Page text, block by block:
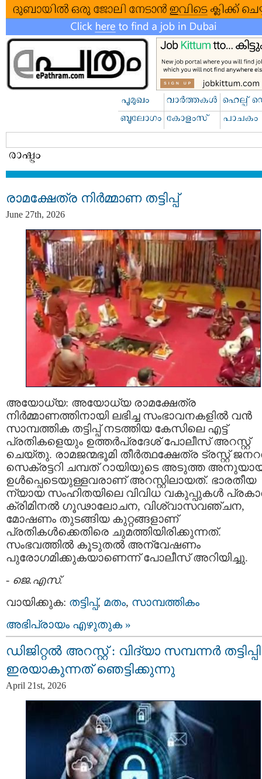
രാമക്ഷേത്ര നിർമ്മാണ തട്ടിപ്പ്
June 27th, 2026
അയോധ്യ: അയോധ്യ രാമക്ഷേത്ര
നിർമ്മാണത്തിനായി ലഭിച്ച സംഭാവനകളിൽ വൻ
സാമ്പത്തിക തട്ടിപ്പ് നടത്തിയ കേസിലെ എട്ട്
പ്രതികളെയും ഉത്തർപ്രദേശ് പോലീസ് അറസ്റ്റ്
ചെയ്തു. രാമജന്മഭൂമി തീർത്ഥക്ഷേത്ര ട്രസ്റ്റ്
സെക്രട്ടറി ചമ്പത് റായിയുടെ അടുത്ത
ഉൾപ്പെടെയുള്ളവരാണ് അറസ്റ്റിലായത്. ഭാരതീയ
ന്യായ സംഹിതയിലെ വിവിധ വകുപ്പുകൾ
ക്രിമിനൽ ഗൂഢാലോചന, വിശ്വാസവഞ്ചന,
മോഷണം തുടങ്ങിയ കുറ്റങ്ങളാണ്
പ്രതികൾക്കെതിരെ ചുമത്തിയിരിക്കുന്നത്.
സംഭവത്തിൽ കൂടുതൽ അന്വേഷണം
പുരോഗമിക്കുകയാണെന്ന് പോലീസ് അറിയിച്ചു.
- ജെ.എസ്.
വായിക്കുക: തട്ടിപ്പ്‌, മതം, സാമ്പത്തികം
അഭിപ്രായം എഴുതുക »
ഡിജിറ്റൽ അറസ്റ്റ് : വിദ്യാ സമ്പന്നർ
ഇരയാകുന്നത്‌ ഞെട്ടിക്കുന്നു
April 21st, 2026